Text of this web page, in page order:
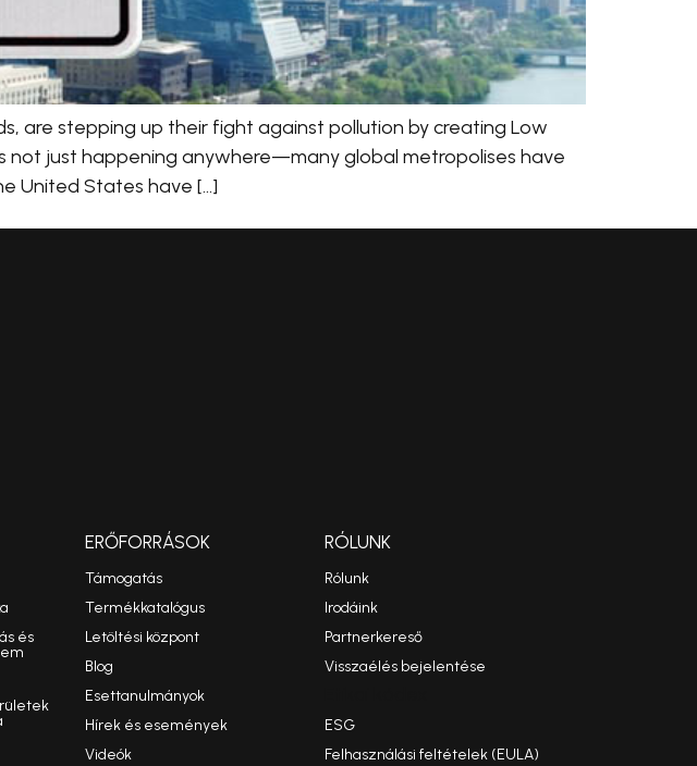
are stepping up their fight against pollution by creating Low
not just happening anywhere—many global metropolises have
United States have […]
és
ERŐFORRÁSOK
Támogatás
Termékkatalógus
Letöltési központ
Blog
Esettanulmányok
Hírek és események
Videók
RÓLUNK
Rólunk
Irodáink
Partnerkereső
Visszaélés bejelentése
ESG
Felhasználási feltételek (EULA)